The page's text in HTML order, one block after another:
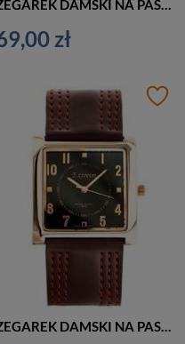
zł
ZEGAREK DAMSKI NA PASKU ELEGANCKI EXTREIM EXT-Y020B-4A (zx668d)